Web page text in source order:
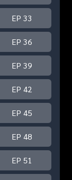
EP 33
EP 36
EP 39
EP 42
EP 45
EP 48
EP 51